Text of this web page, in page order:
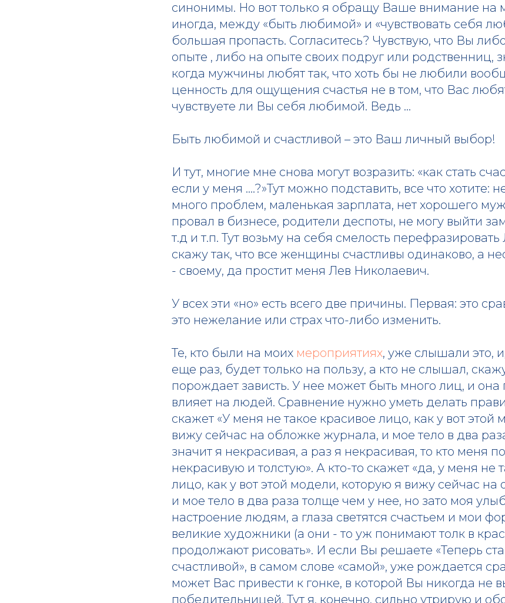
синонимы. Но вот только я обращу Ваше внимание на
иногда, между «быть любимой» и «чувствовать себя
большая пропасть. Согласитесь? Чувствую, что Вы
опыте , либо на опыте своих подруг или родственниц,
когда мужчины любят так, что хоть бы не любили
ценность для ощущения счастья не в том, что Вас
чувствуете ли Вы себя любимой. Ведь …
Быть любимой и счастливой – это Ваш личный выбор!
И тут, многие мне снова могут возразить: «как стать
если у меня ….?»Тут можно подставить, все что хотите:
много проблем, маленькая зарплата, нет хорошего
провал в бизнесе, родители деспоты, не могу выйти
т.д и т.п. Тут возьму на себя смелость перефразировать
скажу так, что все женщины счастливы одинаково, а
- своему, да простит меня Лев Николаевич.
У всех эти «но» есть всего две причины. Первая: это
это нежелание или страх что-либо изменить.
Те, кто были на моих мероприятиях, уже слышали это,
еще раз, будет только на пользу, а кто не слышал,
порождает зависть. У нее может быть много лиц, и она
влияет на людей. Сравнение нужно уметь делать
скажет «У меня не такое красивое лицо, как у вот этой
вижу сейчас на обложке журнала, и мое тело в два
значит я некрасивая, а раз я некрасивая, то кто меня
некрасивую и толстую». А кто-то скажет «да, у меня не
лицо, как у вот этой модели, которую я вижу сейчас
и мое тело в два раза толще чем у нее, но зато моя
настроение людям, а глаза светятся счастьем и мои
великие художники (а они - то уж понимают толк в
продолжают рисовать». И если Вы решаете «Теперь
счастливой», в самом слове «самой», уже рождается
может Вас привести к гонке, в которой Вы никогда не
победительницей, Тут я, конечно, сильно утрирую и